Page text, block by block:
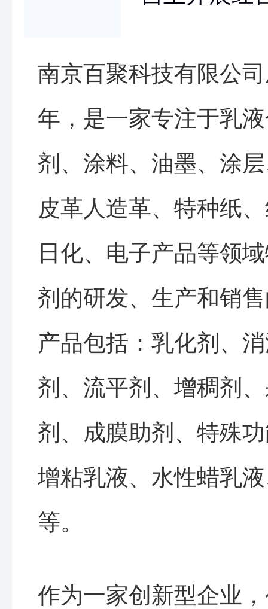
南京百聚科技有限公
年，是一家专注于乳
剂、涂料、油墨、涂
皮革人造革、特种纸
日化、电子产品等领
剂的研发、生产和销
产品包括：乳化剂、
剂、流平剂、增稠剂
剂、成膜助剂、特殊
增粘乳液、水性蜡乳
等。
作为一家创新型企业